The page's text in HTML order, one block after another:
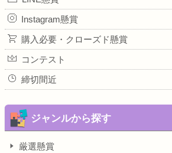
Instagram懸賞
購入必要・クローズド懸賞
コンテスト
締切間近
ジャンルから探す
厳選懸賞